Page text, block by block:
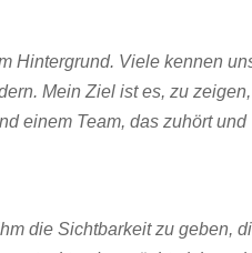
Hintergrund. Viele kennen
Mein Ziel ist es, zu
einem Team, das zuhört und
die Sichtbarkeit zu geben,